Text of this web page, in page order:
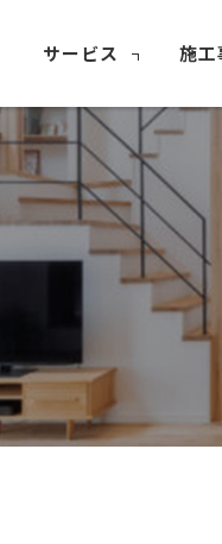
サービス 施工